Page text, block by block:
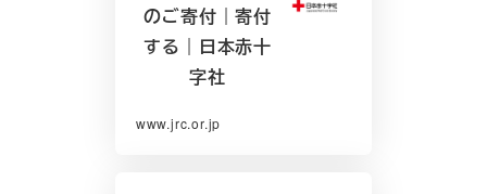
のご寄付｜寄付
する｜日本赤十
字社
www.jrc.or.jp